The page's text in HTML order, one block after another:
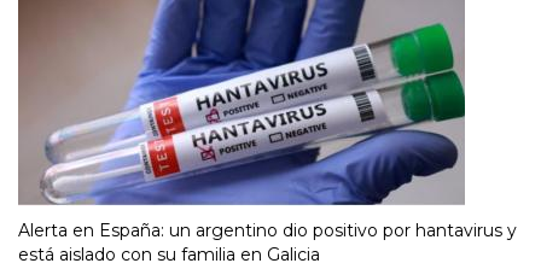
Alerta en España: un argentino dio positivo por hantavirus y
está aislado con su familia en Galicia